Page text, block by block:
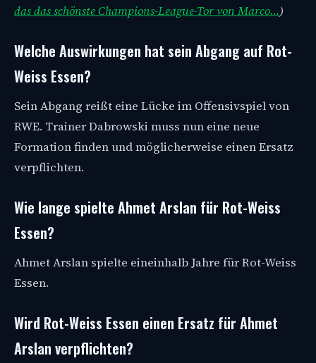
das das schönste Champions-League-Tor von Marco…)
Welche Auswirkungen hat sein Abgang auf Rot-
Weiss Essen?
Sein Abgang reißt eine Lücke im Offensivspiel von
RWE. Trainer Dabrowski muss nun eine neue
Formation finden und möglicherweise einen Ersatz
verpflichten.
Wie lange spielte Ahmet Arslan für Rot-Weiss
Essen?
Ahmet Arslan spielte eineinhalb Jahre für Rot-Weiss
Essen.
Wird Rot-Weiss Essen einen Ersatz für Ahmet
Arslan verpflichten?